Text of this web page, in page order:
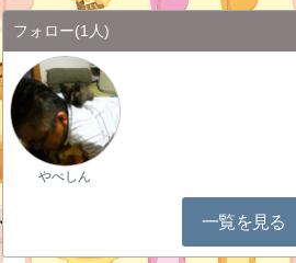
フォロー(1人)
やべしん
一覧を見る